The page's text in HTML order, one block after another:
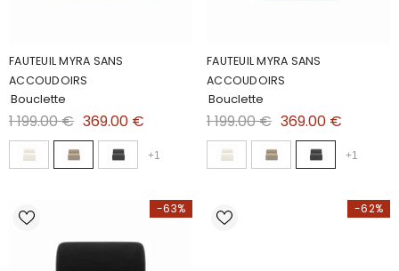
FAUTEUIL MYRA SANS
ACCOUDOIRS
Bouclette
1 199.00 € 369.00 €
+1
FAUTEUIL MYRA SANS
ACCOUDOIRS
Bouclette
1 199.00 € 369.00 €
+1
-63% -62%